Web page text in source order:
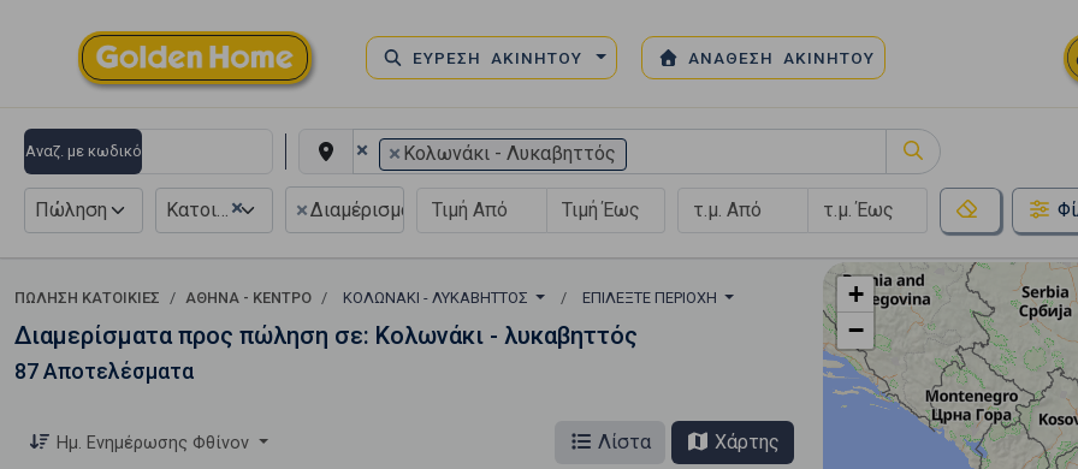
ΕΥΡΕΣΗ ΑΚΙΝΗΤΟΥ ΑΝΑΘΕΣΗ ΑΚΙΝΗΤΟΥ
Αναζ. με κωδικό × × Κολωνάκι - Λυκαβηττός
Πώληση ×
Κατοικία ×Διαμέρισμα
ΠΏΛΗΣΗ ΚΑΤΟΙΚΊΕΣ ΑΘΉΝΑ - ΚΈΝΤΡΟ ΚΟΛΩΝΆΚΙ - ΛΥΚΑΒΗΤΤΌΣ ΕΠΙΛΈΞΤΕ ΠΕΡΙΟΧΉ
Διαμερίσματα προς πώληση σε: Κολωνάκι - λυκαβηττός
87 Αποτελέσματα
Ημ. Ενημέρωσης Φθίνον Λίστα Χάρτης
+
−